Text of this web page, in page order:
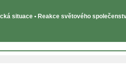
situace • Reakce světového